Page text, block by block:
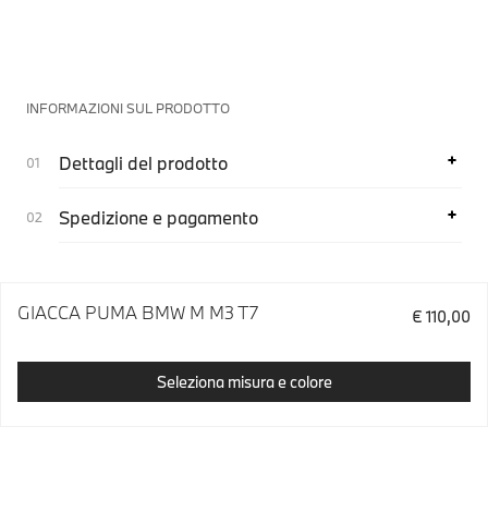
INFORMAZIONI SUL PRODOTTO
Dettagli del prodotto
Spedizione e pagamento
GIACCA PUMA BMW M M3 T7 € 110,00
Seleziona misura e colore